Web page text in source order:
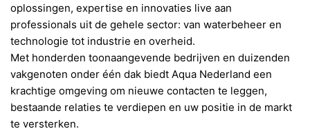
oplossingen, expertise en innovaties live aan
professionals uit de gehele sector: van waterbeheer en
technologie tot industrie en overheid.
Met honderden toonaangevende bedrijven en duizenden
vakgenoten onder één dak biedt Aqua Nederland een
krachtige omgeving om nieuwe contacten te leggen,
bestaande relaties te verdiepen en uw positie in de markt
te versterken.